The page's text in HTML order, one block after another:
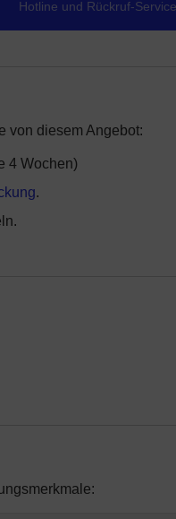
Hotline und Rückruf-Service
von diesem Angebot:
4 Wochen)
.